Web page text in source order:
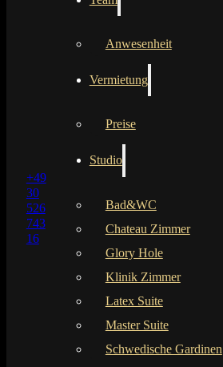
Anwesenheit
Vermietung
Preise
Studio
Bad&WC
Chateau Zimmer
Glory Hole
Klinik Zimmer
Latex Suite
Master Suite
Schwedische Gardinen
+49
30
526
743
16